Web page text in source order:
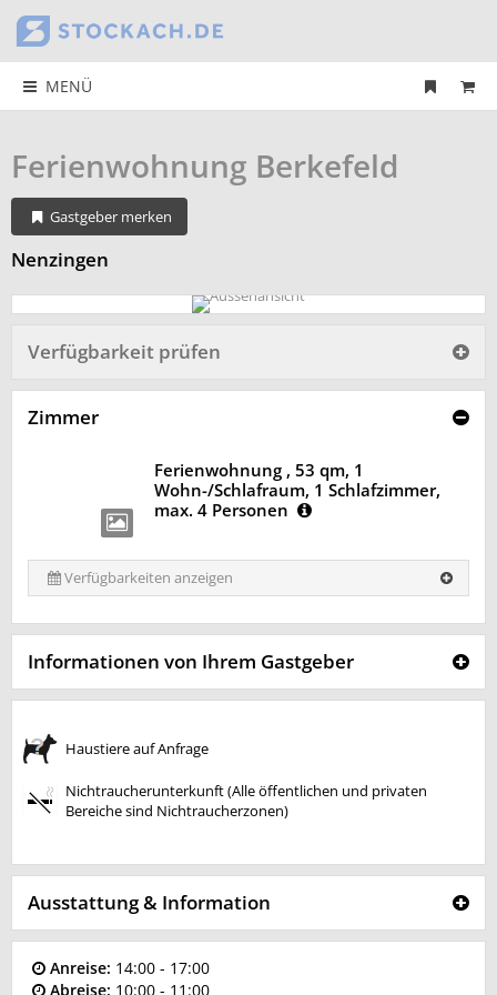
MENÜ
Ferienwohnung Berkefeld
Gastgeber merken
Nenzingen
Verfügbarkeit prüfen
Zimmer
Ferienwohnung , 53 qm, 1
Wohn-/Schlafraum, 1 Schlafzimmer,
max. 4 Personen
Verfügbarkeiten anzeigen
Informationen von Ihrem Gastgeber
Haustiere auf Anfrage
Nichtraucherunterkunft (Alle öffentlichen und privaten
Bereiche sind Nichtraucherzonen)
Ausstattung & Information
Anreise: 14:00 - 17:00
Abreise: 10:00 - 11:00